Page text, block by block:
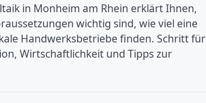
in Monheim am Rhein erklärt Ihnen,
wichtig sind, wie viel eine
Handwerksbetriebe finden. Schritt für
Wirtschaftlichkeit und Tipps zur